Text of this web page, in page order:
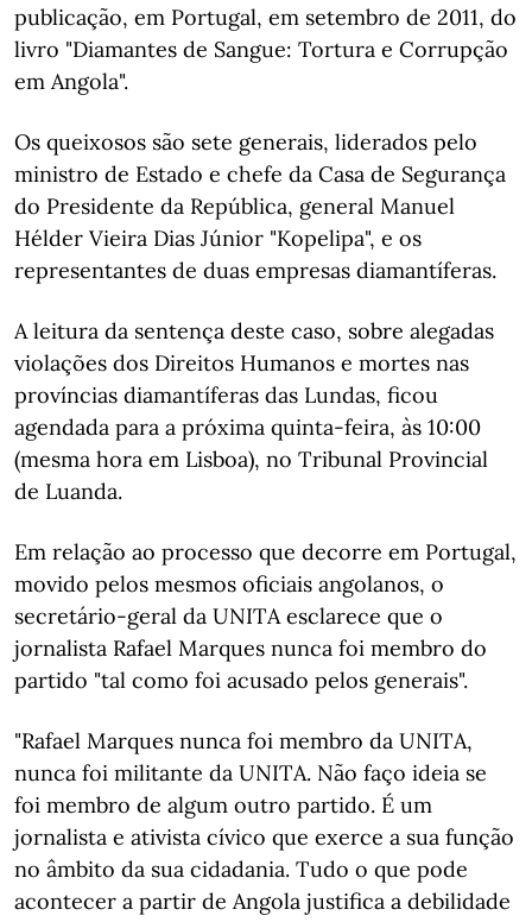
publicação, em Portugal, em setembro de 2011, do
livro "Diamantes de Sangue: Tortura e Corrupção
em Angola".
Os queixosos são sete generais, liderados pelo
ministro de Estado e chefe da Casa de Segurança
do Presidente da República, general Manuel
Hélder Vieira Dias Júnior "Kopelipa", e os
representantes de duas empresas diamantíferas.
A leitura da sentença deste caso, sobre alegadas
violações dos Direitos Humanos e mortes nas
províncias diamantíferas das Lundas, ficou
agendada para a próxima quinta-feira, às 10:00
(mesma hora em Lisboa), no Tribunal Provincial
de Luanda.
Em relação ao processo que decorre em Portugal,
movido pelos mesmos oficiais angolanos, o
secretário-geral da UNITA esclarece que o
jornalista Rafael Marques nunca foi membro do
partido "tal como foi acusado pelos generais".
"Rafael Marques nunca foi membro da UNITA,
nunca foi militante da UNITA. Não faço ideia se
foi membro de algum outro partido. É um
jornalista e ativista cívico que exerce a sua função
no âmbito da sua cidadania. Tudo o que pode
acontecer a partir de Angola justifica a debilidade